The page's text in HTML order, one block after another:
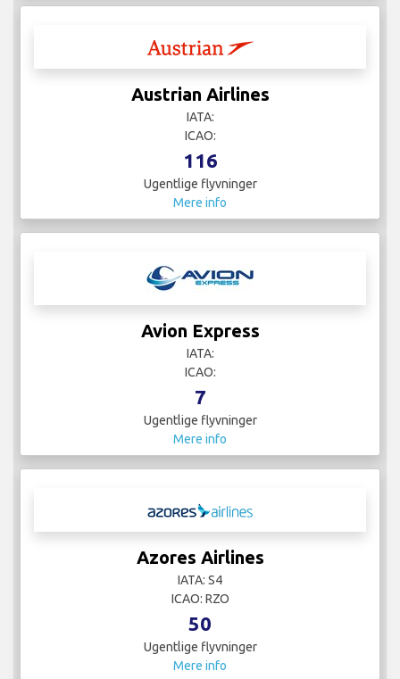
Austrian Airlines
IATA:
ICAO:
116
Ugentlige flyvninger
Mere info
Avion Express
IATA:
ICAO:
7
Ugentlige flyvninger
Mere info
Azores Airlines
IATA: S4
ICAO: RZO
50
Ugentlige flyvninger
Mere info